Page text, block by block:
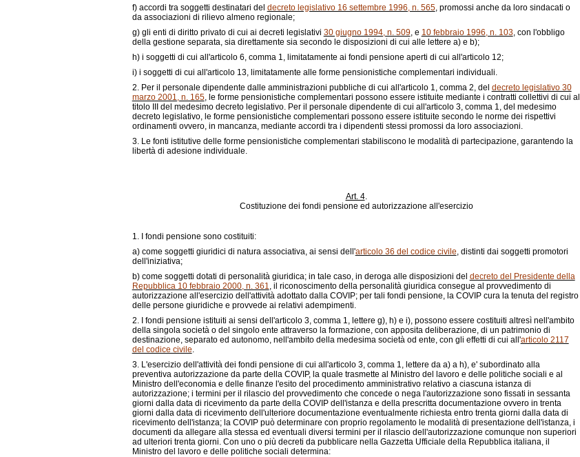
f)accordi tra soggetti destinatari del decreto legislativo 16 settembre 1996, n. 565, promossi anche da loro sindacati o
da associazioni di rilievo almeno regionale;
g)gli enti di diritto privato di cui ai decreti legislativi 30 giugno 1994, n. 509, e 10 febbraio 1996, n. 103, con l'obbligo
della gestione separata, sia direttamente sia secondo le disposizioni di cui alle lettere a)e b);
h)i soggetti di cui all'articolo 6, comma 1, limitatamente ai fondi pensione aperti di cui all'articolo 12;
i)i soggetti di cui all'articolo 13, limitatamente alle forme pensionistiche complementari individuali.
2. Per il personale dipendente dalle amministrazioni pubbliche di cui all'articolo 1, comma 2, del decreto legislativo 30
marzo 2001, n. 165, le forme pensionistiche complementari possono essere istituite mediante i contratti collettivi di cui al
titolo III del medesimo decreto legislativo. Per il personale dipendente di cui all'articolo 3, comma 1, del medesimo
decreto legislativo, le forme pensionistiche complementari possono essere istituite secondo le norme dei rispettivi
ordinamenti ovvero, in mancanza, mediante accordi tra i dipendenti stessi promossi da loro associazioni.
3. Le fonti istitutive delle forme pensionistiche complementari stabiliscono le modalità di partecipazione, garantendo la
libertà di adesione individuale.
Art. 4.
Costituzione dei fondi pensione ed autorizzazione all'esercizio
1. I fondi pensione sono costituiti:
a)come soggetti giuridici di natura associativa, ai sensi dell'articolo 36 del codice civile, distinti dai soggetti promotori
dell'iniziativa;
b)come soggetti dotati di personalità giuridica; in tale caso, in deroga alle disposizioni del decreto del Presidente della
Repubblica 10 febbraio 2000, n. 361, il riconoscimento della personalità giuridica consegue al provvedimento di
autorizzazione all'esercizio dell'attività adottato dalla COVIP; per tali fondi pensione, la COVIP cura la tenuta del registro
delle persone giuridiche e provvede ai relativi adempimenti.
2. I fondi pensione istituiti ai sensi dell'articolo 3, comma 1, lettere g), h)e i), possono essere costituiti altresì nell'ambito
della singola società o del singolo ente attraverso la formazione, con apposita deliberazione, di un patrimonio di
destinazione, separato ed autonomo, nell'ambito della medesima società od ente, con gli effetti di cui all'articolo 2117
del codice civile.
3. L'esercizio dell'attività dei fondi pensione di cui all'articolo 3, comma 1, lettere da a)a h), e' subordinato alla
preventiva autorizzazione da parte della COVIP, la quale trasmette al Ministro del lavoro e delle politiche sociali e al
Ministro dell'economia e delle finanze l'esito del procedimento amministrativo relativo a ciascuna istanza di
autorizzazione; i termini per il rilascio del provvedimento che concede o nega l'autorizzazione sono fissati in sessanta
giorni dalla data di ricevimento da parte della COVIP dell'istanza e della prescritta documentazione ovvero in trenta
giorni dalla data di ricevimento dell'ulteriore documentazione eventualmente richiesta entro trenta giorni dalla data di
ricevimento dell'istanza; la COVIP può determinare con proprio regolamento le modalità di presentazione dell'istanza, i
documenti da allegare alla stessa ed eventuali diversi termini per il rilascio dell'autorizzazione comunque non superiori
ad ulteriori trenta giorni. Con uno o più decreti da pubblicare nella Gazzetta Ufficiale della Repubblica italiana, il
Ministro del lavoro e delle politiche sociali determina: